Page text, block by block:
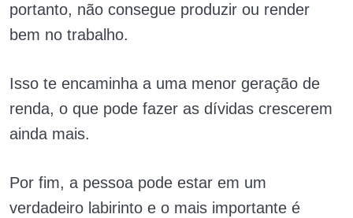
portanto, não consegue produzir ou render
bem no trabalho.
Isso te encaminha a uma menor geração de
renda, o que pode fazer as dívidas crescerem
ainda mais.
Por fim, a pessoa pode estar em um
verdadeiro labirinto e o mais importante é